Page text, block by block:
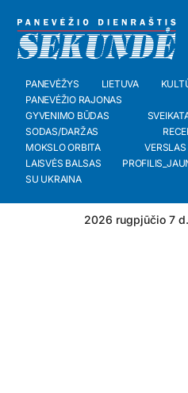
PANEVĖŽYS LIETUVA
PANEVĖŽIO RAJONAS
GYVENIMO BŪDAS
SODAS/DARŽAS
MOKSLO ORBITA
VERSLAS
LAISVĖS BALSAS
SU UKRAINA
2026 rugpjūčio 7